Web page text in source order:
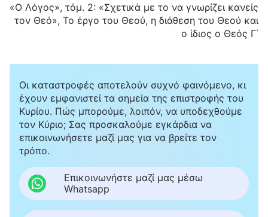
«Ο Λόγος», τόμ. 2: «Σχετικά με το να γνωρίζει κανείς
τον Θεό», Το έργο του Θεού, η διάθεση του Θεού και
ο ίδιος ο Θεός Γ΄
Οι καταστροφές αποτελούν συχνό φαινόμενο, κι
έχουν εμφανιστεί τα σημεία της επιστροφής του
Κυρίου. Πώς μπορούμε, λοιπόν, να υποδεχθούμε
τον Κύριο; Σας προσκαλούμε εγκάρδια να
επικοινωνήσετε μαζί μας για να βρείτε τον
τρόπο.
Επικοινωνήστε μαζί μας μέσω
Whatsapp